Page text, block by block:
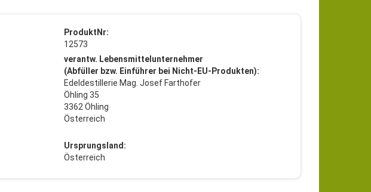
ProduktNr:
12573
verantw. Lebensmittelunternehmer
(Abfüller bzw. Einführer bei Nicht-EU-Produkten):
Edeldestillerie Mag. Josef Farthofer
Öhling 35
3362 Öhling
Österreich
Ursprungsland:
Österreich